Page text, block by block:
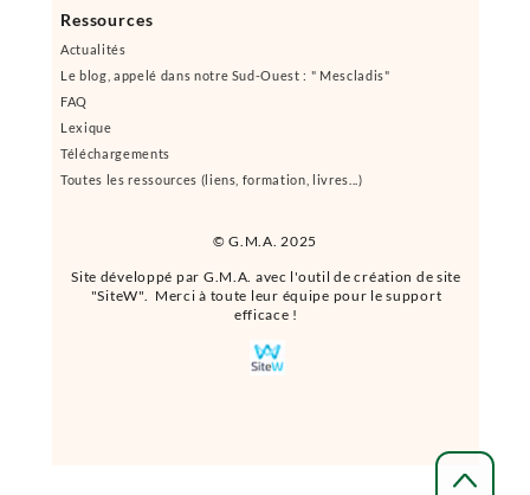
© G.M.A. 2025
Site développé par G.M.A. avec l'outil de création de site
"SiteW". Merci à toute leur équipe pour le support
efficace !
Ressources
Actualités
Le blog, appelé dans notre Sud-Ouest : " Mescladis"
FAQ
Lexique
Téléchargements
Toutes les ressources (liens, formation, livres...)